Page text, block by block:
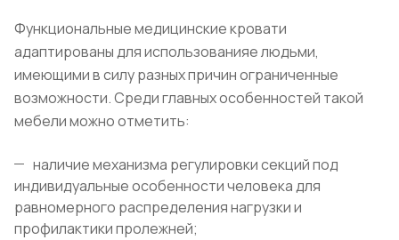
Функциональные медицинские кровати
адаптированы для использованияе людьми,
имеющими в силу разных причин ограниченные
возможности. Среди главных особенностей такой
мебели можно отметить:
наличие механизма регулировки секций под
индивидуальные особенности человека для
равномерного распределения нагрузки и
профилактики пролежней;